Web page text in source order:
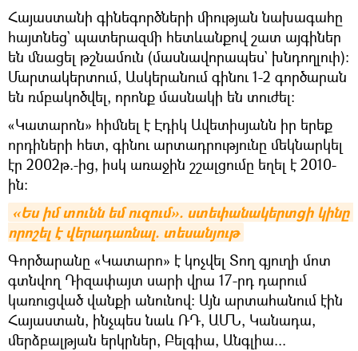
Հայաստանի գինեգործների միության նախագահը
հայտնեց` պատերազմի հետևանքով շատ այգիներ
են մնացել թշնամուն (մասնավորապես` խնդողլուի)։
Մարտակերտում, Ասկերանում գինու 1-2 գործարան
են ռմբակոծվել, որոնք մասնակի են տուժել։
«Կատարոն» հիմնել է Էդիկ Ավետիսյանն իր երեք
որդիների հետ, գինու արտադրությունը մեկնարկել
էր 2002թ.-ից, իսկ առաջին շշալցումը եղել է 2010-
ին:
«Ես իմ տունն եմ ուզում». ստեփանակերտցի կինը
որոշել է վերադառնալ. տեսանյութ
Գործարանը «Կատարո» է կոչվել Տող գյուղի մոտ
գտնվող Դիզափայտ սարի վրա 17-րդ դարում
կառուցված վանքի անունով։ Այն արտահանում էին
Հայաստան, ինչպես նաև ՌԴ, ԱՄՆ, Կանադա,
մերձբալթյան երկրներ, Բելգիա, Անգլիա...